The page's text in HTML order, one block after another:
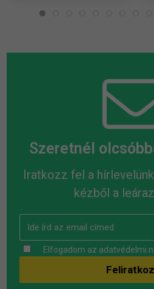
Szeretnél
Iratkozz fel a
kézből a
Elfogadom az adatvédelmi